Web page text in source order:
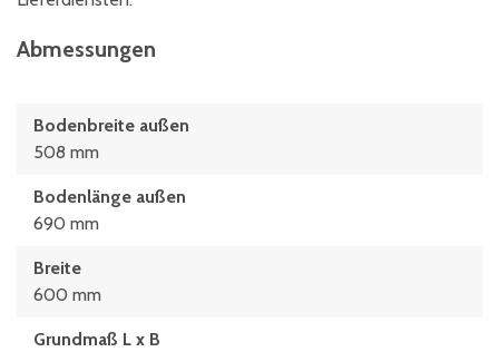
Abmessungen
Bodenbreite außen
508 mm
Bodenlänge außen
690 mm
Breite
600 mm
Grundmaß L x B